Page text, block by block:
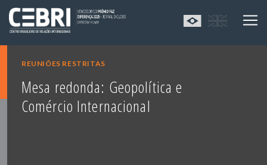
REUNIÕES RESTRITAS
Mesa redonda: Geopolítica e
Comércio Internacional